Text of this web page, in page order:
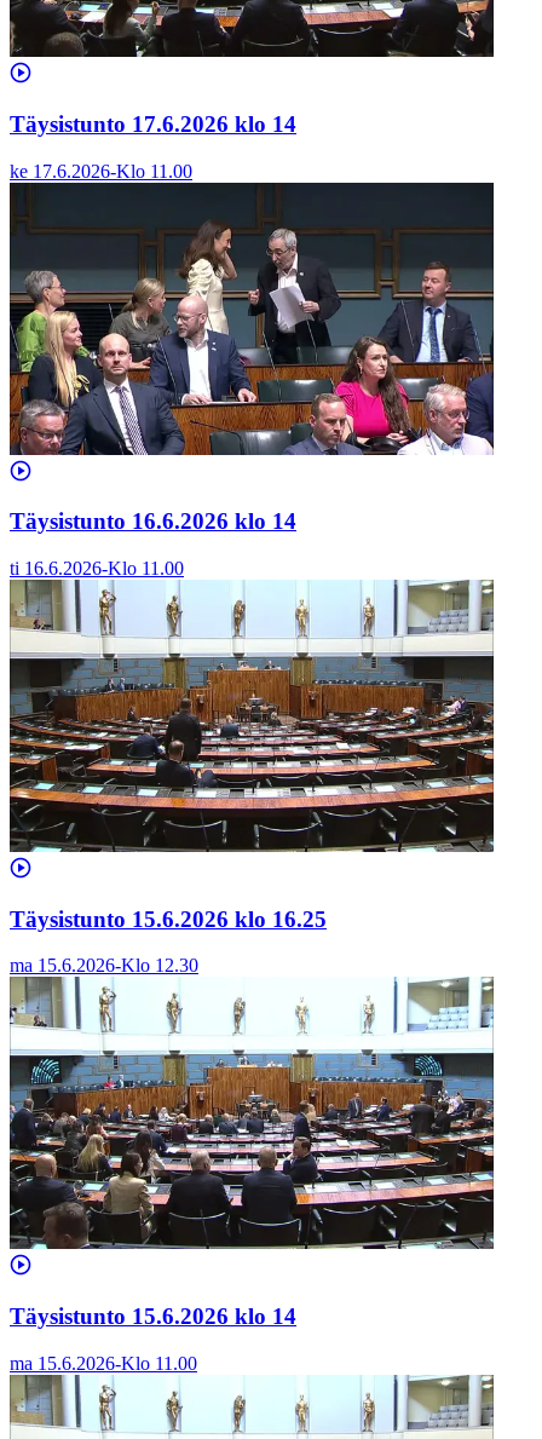
Täysistunto 17.6.2026 klo 14
ke 17.6.2026-Klo 11.00
Täysistunto 16.6.2026 klo 14
ti 16.6.2026-Klo 11.00
Täysistunto 15.6.2026 klo 16.25
ma 15.6.2026-Klo 12.30
Täysistunto 15.6.2026 klo 14
ma 15.6.2026-Klo 11.00